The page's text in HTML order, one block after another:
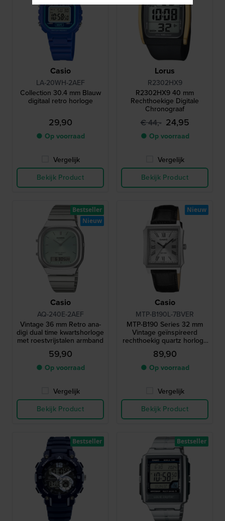
Casio
LA-20WH-2AEF
Collection 30.4 mm Blauw
digitaal retro horloge
29,90
● Op voorraad
Vergelijk
Bekijk Product
Lorus
R2302HX9
R2302HX9 40 mm
Rechthoekige Digitale
Chronograaf
€ 44,- 24,95
● Op voorraad
Vergelijk
Bekijk Product
Casio
AQ-240E-2AEF
Vintage 36 mm Retro ana-
digi dual time kwartshorloge
met roestvrijstalen armband
59,90
● Op voorraad
Vergelijk
Bekijk Product
Bestseller
Nieuw
Casio
MTP-B190L-7BVER
MTP-B190 Series 32 mm
Vintage geïnspireerd
rechthoekig quartz horloge
met Romeinse indexen
89,90
● Op voorraad
Vergelijk
Bekijk Product
Nieuw
Bestseller Bestseller